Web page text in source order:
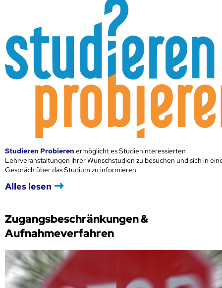
Studieren Probieren ermöglicht es Studieninteressierten
Lehrveranstaltungen ihrer Wunschstudien zu besuchen und sich in
Gespräch über das Studium zu informieren.
Alles lesen
Zugangsbeschränkungen &
Aufnahmeverfahren